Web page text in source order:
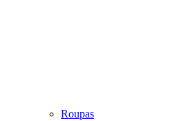
Roupas